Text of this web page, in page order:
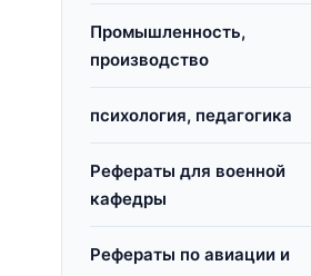
Промышленность,
производство
психология, педагогика
Рефераты для военной
кафедры
Рефераты по авиации и